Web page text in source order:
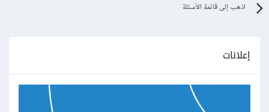
اذهب إلى قائمة الأسئلة
إعلانات